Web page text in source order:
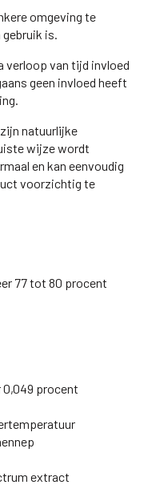
omgeving te
is.
verloop van tijd invloed
geen invloed heeft
natuurlijke
wijze wordt
en kan eenvoudig
voorzichtig te
77 tot 80 procent
0,049 procent
extract